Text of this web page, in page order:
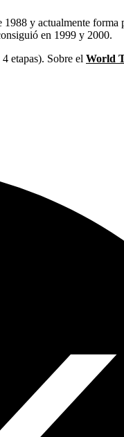
y actualmente forma
en 1999 y 2000.
etapas). Sobre el World